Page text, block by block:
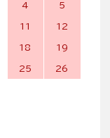
4 5
11 12
18 19
25 26